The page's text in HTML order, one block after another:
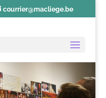
courrier@macliege.be